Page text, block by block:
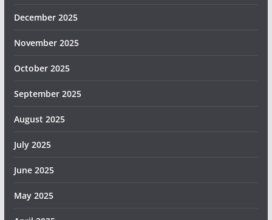
December 2025
November 2025
October 2025
September 2025
August 2025
July 2025
June 2025
May 2025